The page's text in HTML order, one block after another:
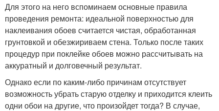
Для этого на него вспоминаем основные правила
проведения ремонта: идеальной поверхностью для
наклеивания обоев считается чистая, обработанная
грунтовкой и обезжириваем стена. Только после таких
процедур при поклейке обоев можно рассчитывать на
аккуратный и долговечный результат.
Однако если по каким-либо причинам отсутствует
возможность убрать старую отделку и приходится клеить
одни обои на другие, что произойдет тогда? В случае,